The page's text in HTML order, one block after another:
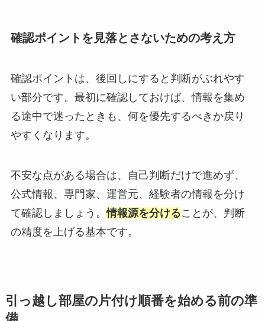
確認ポイントを見落とさないための考え方
確認ポイントは、後回しにすると判断がぶれやす
い部分です。最初に確認しておけば、情報を集め
る途中で迷ったときも、何を優先するべきか戻り
やすくなります。
不安な点がある場合は、自己判断だけで進めず、
公式情報、専門家、運営元、経験者の情報を分け
て確認しましょう。情報源を分けることが、判断
の精度を上げる基本です。
引っ越し部屋の片付け順番を始める前の準